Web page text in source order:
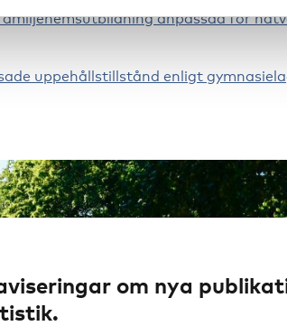
anpassad för
uppehållstillstånd enligt
om nya